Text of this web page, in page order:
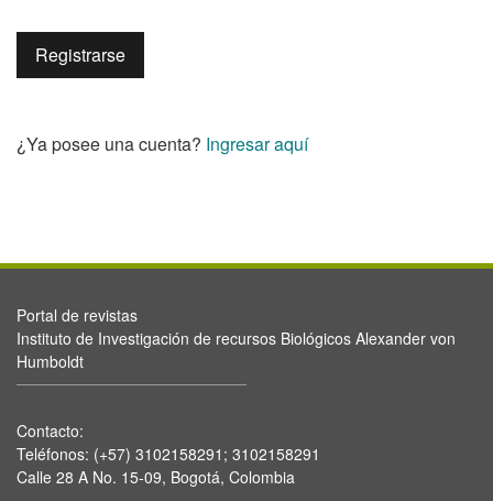
Registrarse
¿Ya posee una cuenta? Ingresar aquí
Portal de revistas
Instituto de Investigación de recursos Biológicos Alexander von
Humboldt
Contacto:
Teléfonos: (+57) 3102158291; 3102158291
Calle 28 A No. 15-09, Bogotá, Colombia